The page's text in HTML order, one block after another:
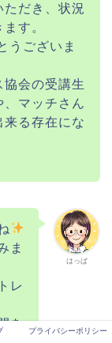
だき、状況
す。
うございま
会の受講生
、マッチさん
る存在にな
はっぱ
ま
レ
を
プライバシーポリシー